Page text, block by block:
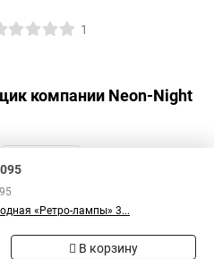
1
компании Neon-Night
«Ретро-лампы» 3...
В корзину